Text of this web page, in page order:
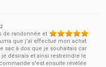
de randonnée et
que j'ai effectué mon achat.
sac à dos que je souhaitais car
désirais et ainsi restreindre le
s'est ensuite révélée